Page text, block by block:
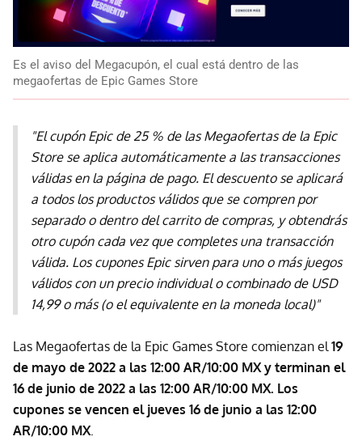
Es el aviso del Megacupón, el cual está dentro de las
megaofertas de Epic Games Store
"El cupón Epic de 25 % de las Megaofertas de la Epic
Store se aplica automáticamente a las transacciones
válidas en la página de pago. El descuento se aplicará
a todos los productos válidos que se compren por
separado o dentro del carrito de compras, y obtendrás
otro cupón cada vez que completes una transacción
válida. Los cupones Epic sirven para uno o más juegos
válidos con un precio individual o combinado de USD
14,99 o más (o el equivalente en la moneda local)"
Las Megaofertas de la Epic Games Store comienzan el 19
de mayo de 2022 a las 12:00 AR/10:00 MX y terminan el
16 de junio de 2022 a las 12:00 AR/10:00 MX. Los
cupones se vencen el jueves 16 de junio a las 12:00
AR/10:00 MX